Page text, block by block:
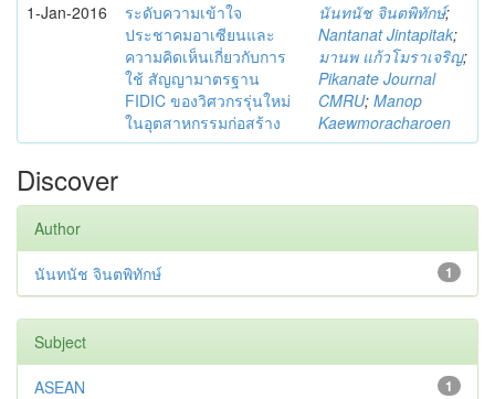
1-Jan-2016
ระดับความเข้าใจ
ประชาคมอาเซียนและ
ความคิดเห็นเกี่ยวกับการ
ใช้ สัญญามาตรฐาน
FIDIC ของวิศวกรรุ่นใหม่
ในอุตสาหกรรมก่อสร้าง
นันทนัช จินตพิทักษ์;
Nantanat Jintapitak;
มานพ แก้วโมราเจริญ;
Pikanate Journal
CMRU; Manop
Kaewmoracharoen
Discover
Author
1
นันทนัช จินตพิทักษ์
Subject
1
ASEAN